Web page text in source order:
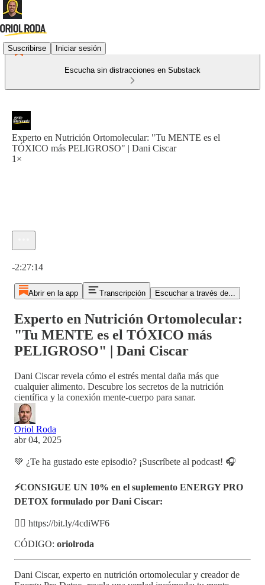
Suscribirse Iniciar sesión
Escucha sin distracciones en Substack
Experto en Nutrición Ortomolecular: "Tu MENTE es el
TÓXICO más PELIGROSO" | Dani Ciscar
1×
-2:27:14
Abrir en la app Transcripción Escuchar a través de...
Experto en Nutrición Ortomolecular:
"Tu MENTE es el TÓXICO más
PELIGROSO" | Dani Ciscar
Dani Ciscar revela cómo el estrés mental daña más que
cualquier alimento. Descubre los secretos de la nutrición
científica y la conexión mente-cuerpo para sanar.
Oriol Roda
abr 04, 2025
💚 ¿Te ha gustado este episodio? ¡Suscríbete al podcast! 🎧
⚡CONSIGUE UN 10% en el suplemento ENERGY PRO
DETOX formulado por Dani Ciscar:
👉🏼 https://bit.ly/4cdiWF6
CÓDIGO: oriolroda
Dani Ciscar, experto en nutrición ortomolecular y creador de